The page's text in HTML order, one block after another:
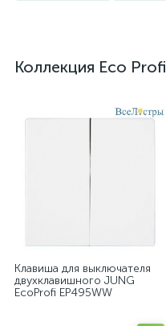
Коллекция Eco Profi
Клавиша для выключателя
двухклавишного JUNG
EcoProfi EP495WW